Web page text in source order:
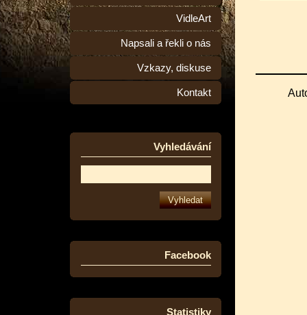
VidleArt
Napsali a řekli o nás
Vzkazy, diskuse
Kontakt
Vyhledávání
Facebook
Statistiky